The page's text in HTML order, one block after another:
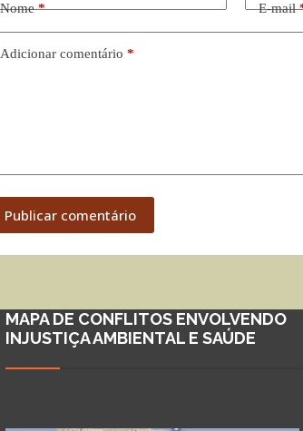
Nome* E-mail
Adicionar comentário *
Publicar comentário
MAPA DE CONFLITOS ENVOLVENDO
INJUSTIÇA AMBIENTAL E SAÚDE